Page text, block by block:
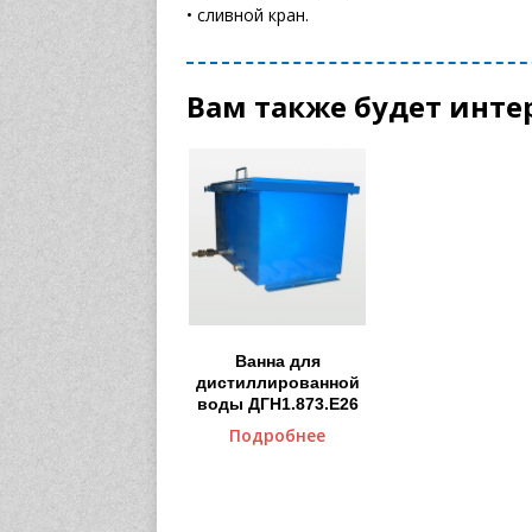
• сливной кран.
Вам также будет
Ванна для
дистиллированной
воды ДГН1.873.Е26
Подробнее